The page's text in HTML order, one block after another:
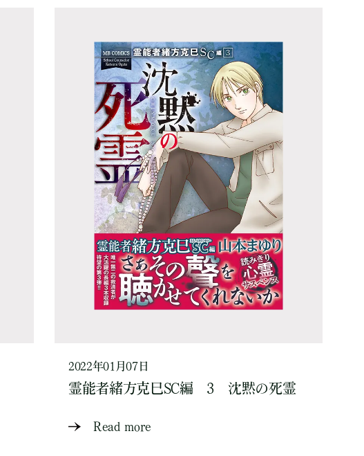
2022年01月07日
霊能者緒方克巳SC編 3 沈黙の死霊
Read more